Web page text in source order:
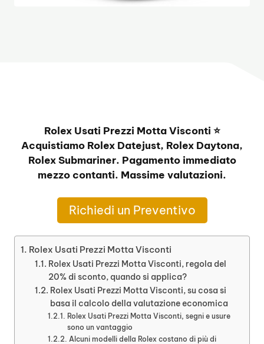
Rolex Usati Prezzi Motta Visconti ⭐
Acquistiamo Rolex Datejust, Rolex Daytona,
Rolex Submariner. Pagamento immediato
mezzo contanti. Massime valutazioni.
Richiedi un Preventivo
Rolex Usati Prezzi Motta Visconti
Rolex Usati Prezzi Motta Visconti, regola del
20% di sconto, quando si applica?
Rolex Usati Prezzi Motta Visconti, su cosa si
basa il calcolo della valutazione economica
Rolex Usati Prezzi Motta Visconti, segni e usure
sono un vantaggio
Alcuni modelli della Rolex costano di più di